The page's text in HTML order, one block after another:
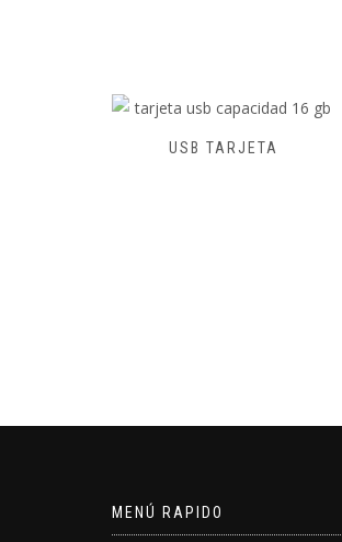
USB TARJETA
MENÚ RAPIDO